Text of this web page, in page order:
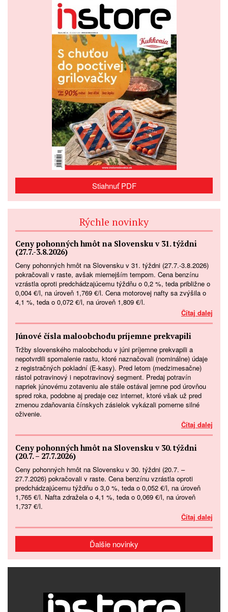
Stiahnuť PDF
Rýchle novinky
Ceny pohonných hmôt na Slovensku v 31. týždni
(27.7.-3.8.2026)
Ceny pohonných hmôt na Slovensku v 31. týždni (27.7.-3.8.2026)
pokračovali v raste, avšak miernejším tempom. Cena benzínu
vzrástla oproti predchádzajúcemu týždňu o 0,2 %, teda približne o
0,004 €/l, na úroveň 1,769 €/l. Cena motorovej nafty sa zvýšila o
4,1 %, teda o 0,072 €/l, na úroveň 1,809 €/l.
Čítaj dalej
Júnové čísla maloobchodu príjemne prekvapili
Tržby slovenského maloobchodu v júni príjemne prekvapili a
nepotvrdili spomalenie rastu, ktoré naznačovali (nominálne) údaje
z registračných pokladní (E-kasy). Pred letom (medzimesačne)
rástol potravinový i nepotravinový segment. Predaj potravín
napriek júnovému zotaveniu ale stále ostával jemne pod úrovňou
spred roka, podobne aj predaje cez internet, ktoré však už pred
zmenou zdaňovania čínskych zásielok vykázali pomerne silné
oživenie.
Čítaj dalej
Ceny pohonných hmôt na Slovensku v 30. týždni
(20.7. – 27.7.2026)
Ceny pohonných hmôt na Slovensku v 30. týždni (20.7. –
27.7.2026) pokračovali v raste. Cena benzínu vzrástla oproti
predchádzajúcemu týždňu o 3,0 %, teda o 0,052 €/l, na úroveň
1,765 €/l. Nafta zdražela o 4,1 %, teda o 0,069 €/l, na úroveň
1,737 €/l.
Čítaj dalej
Ďalšie novinky